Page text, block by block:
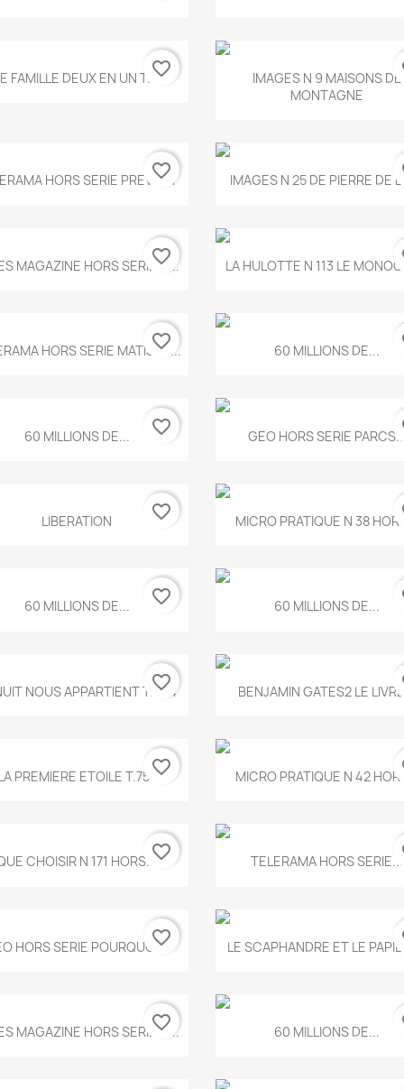
Aperçu rapide
FAMILLE DEUX EN UN T.675
favorite_border Aperçu rapide
IMAGES N 9 MAISONS DE
MONTAGNE
Aperçu rapide
HORS SERIE PREVERT
favorite_border Aperçu rapide
IMAGES N 25 DE PIERRE DE
Aperçu rapide
MAGAZINE HORS SERIE N...
favorite_border Aperçu rapide
LA HULOTTE N 113 LE
Aperçu rapide
HORS SERIE MATISSE...
favorite_border Aperçu rapide
60 MILLIONS DE...
Aperçu rapide
60 MILLIONS DE... favorite_border Aperçu rapide
GEO HORS SERIE
Aperçu rapide
LIBERATION favorite_border Aperçu rapide
MICRO PRATIQUE N 38
Aperçu rapide
60 MILLIONS DE... favorite_border Aperçu rapide
60 MILLIONS DE...
Aperçu rapide
NOUS APPARTIENT T.634
favorite_border Aperçu rapide
BENJAMIN GATES2 LE
Aperçu rapide
PREMIERE ETOILE T.755favorite_border Aperçu rapide
MICRO PRATIQUE N 42
Aperçu rapide
CHOISIR N 171 HORS...favorite_border Aperçu rapide
TELERAMA HORS SERIE...
Aperçu rapide
HORS SERIE POURQUOI...
favorite_border Aperçu rapide
LE SCAPHANDRE ET LE
Aperçu rapide
MAGAZINE HORS SERIE N...
favorite_border Aperçu rapide
60 MILLIONS DE...